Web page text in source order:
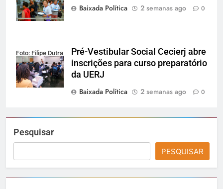
Baixada Política 2 semanas ago 0
Foto: Filipe Dutra
Pré-Vestibular Social Cecierj abre
inscrições para curso preparatório
da UERJ
Baixada Política
2 semanas ago 0
Pesquisar
PESQUISAR